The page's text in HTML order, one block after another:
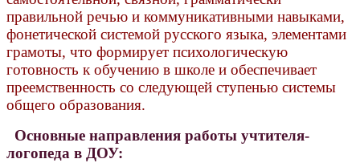
правильной речью и коммуникативными навыками,
фонетической системой русского языка, элементами
грамоты, что формирует психологическую
готовность к обучению в школе и обеспечивает
преемственность со следующей ступенью системы
общего образования.
Основные направления работы учтителя-
логопеда в ДОУ: